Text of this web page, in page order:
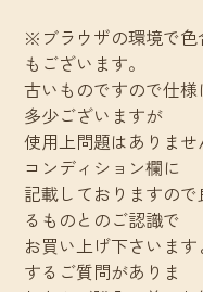
※ブラウザの環境で色
もございます。
古いものですので仕
多少ございますが
使用上問題はありま
コンディション欄に
記載しておりますの
るものとのご認識で
お買い上げ下さいま
するご質問がありま